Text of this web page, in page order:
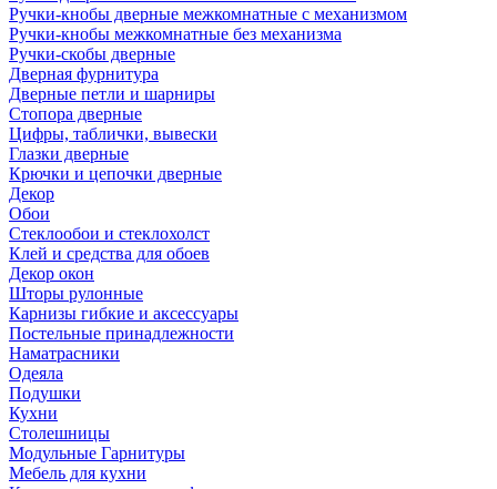
Ручки-кнобы дверные межкомнатные с механизмом
Ручки-кнобы межкомнатные без механизма
Ручки-скобы дверные
Дверная фурнитура
Дверные петли и шарниры
Стопора дверные
Цифры, таблички, вывески
Глазки дверные
Крючки и цепочки дверные
Декор
Обои
Стеклообои и стеклохолст
Клей и средства для обоев
Декор окон
Шторы рулонные
Карнизы гибкие и аксессуары
Постельные принадлежности
Наматрасники
Одеяла
Подушки
Кухни
Столешницы
Модульные Гарнитуры
Мебель для кухни